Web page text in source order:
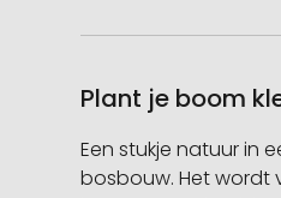
Plant je boom
Een stukje natuur in
bosbouw. Het wordt